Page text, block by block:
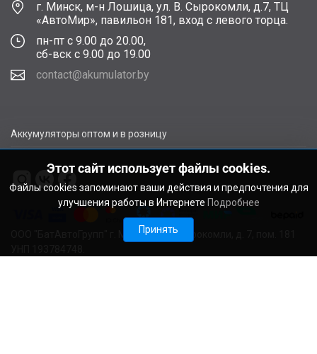
г. Минск, м-н Лошица, ул. В. Сырокомли, д.7, ТЦ
«АвтоМир», павильон 181, вход с левого торца.
пн-пт с 9.00 до 20.00,
сб-вск с 9.00 до 19.00
contact@akumulator.by
Аккумуляторы оптом и в розницу
ООО "БатАвтоГрупп" г. Минск, ул. В. Сырокомли, д. 7, пом. 181
Этот сайт использует файлы cookies.
Файлы cookies запоминают ваши действия и предпочтения для
улучшения работы в Интернете Подробнее
Принять